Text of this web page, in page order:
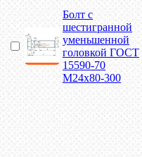
Болт с
шестигранной
уменьшенной
головкой ГОСТ
15590-70
М24х80-300